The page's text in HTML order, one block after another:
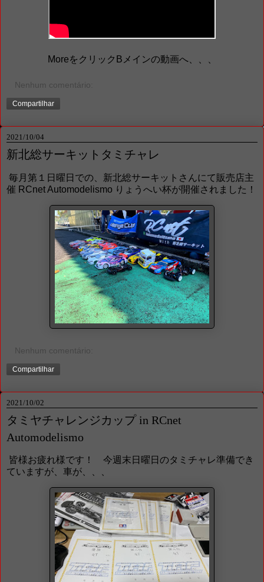
MoreをクリックBメインの動画へ、、、
Nenhum comentário:
Compartilhar
2021/10/04
新北総サーキットタミチャレ
毎月第１日曜日での、新北総サーキットさんにて販売店主
催 RCnet Automodelismo りょうへい杯が開催されました！
Nenhum comentário:
Compartilhar
2021/10/02
タミヤチャレンジカップ in RCnet
Automodelismo
皆様お疲れ様です！ 今週末日曜日のタミチャレ準備でき
ていますが、車が、、、